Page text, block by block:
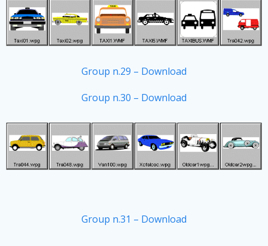
Group n.29 – Download
Group n.30 – Download
Group n.31 – Download